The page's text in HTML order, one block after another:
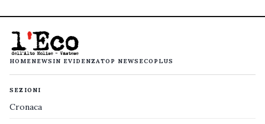
HOMENEWS IN EVIDENZATOP NEWS ECOPLUS
SEZIONI
Cronaca